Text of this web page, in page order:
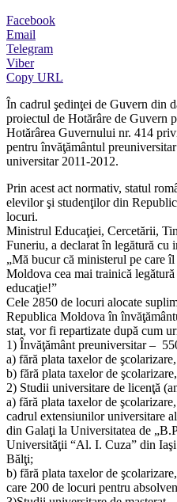
Facebook
Email
Telegram
Viber
Copy URL
În cadrul şedinţei de Guvern din
proiectul de Hotărâre de Guvern
Hotărârea Guvernului nr. 414
pentru învăţământul
universitar 2011-2012.
Prin acest act normativ, statul
elevilor şi studenţilor din
locuri.
Ministrul Educaţiei, Cercetării,
Funeriu, a declarat în legătură cu
„Mă bucur că ministerul pe care
Moldova cea mai trainică
educaţie!”
Cele 2850 de locuri alocate
Republica Moldova în
stat, vor fi repartizate după cum
1) Învăţământ preuniversitar –
a) fără plata taxelor de
b) fără plata taxelor de
2) Studii universitare de licenţă
a) fără plata taxelor de
cadrul extensiunilor universitare
din Galaţi la Universitatea de
Universităţii “Al. I. Cuza” din
Bălţi;
b) fără plata taxelor de
care 200 de locuri pentru